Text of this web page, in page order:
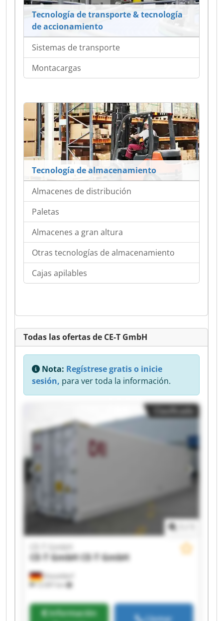
Tecnología de transporte & tecnología
de accionamiento
Sistemas de transporte
Montacargas
Tecnología de almacenamiento
Almacenes de distribución
Paletas
Almacenes a gran altura
Otras tecnologías de almacenamiento
Cajas apilables
Todas las ofertas de CE-T GmbH
Nota: Regístrese gratis o inicie
sesión, para ver toda la información.
Clasificado
Düsseldorf
12.097 km
CE-T GmbHCE-T GmbH
Información